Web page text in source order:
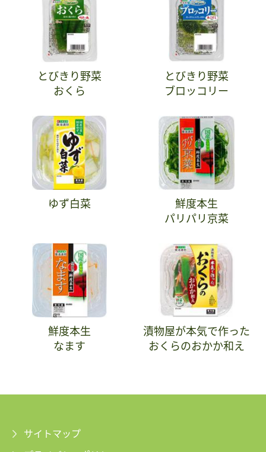
とびきり野菜
おくら
とびきり野菜
ブロッコリー
ゆず白菜
鮮度本生
パリパリ京菜
鮮度本生
なます
漬物屋が本気で作った
おくらのおかか和え
サイトマップ